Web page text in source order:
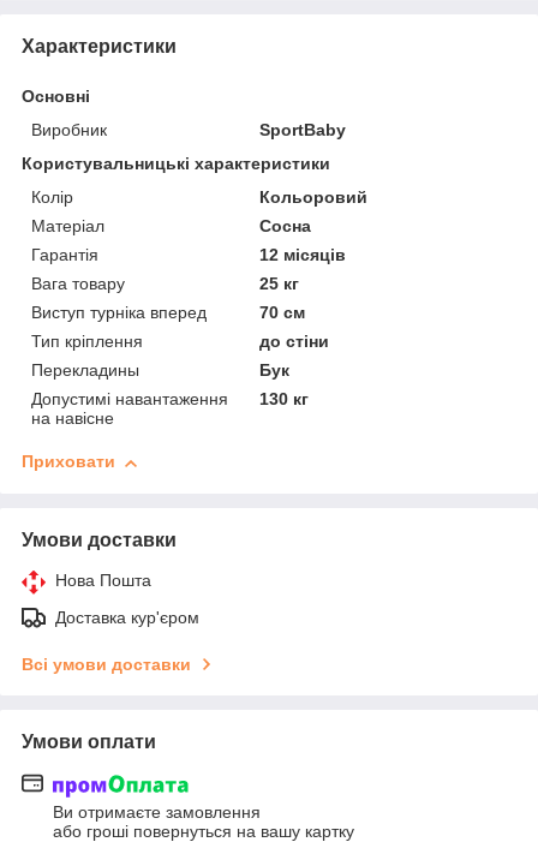
Характеристики
Основні
Виробник
SportBaby
Користувальницькі характеристики
Колір
Кольоровий
Матеріал
Сосна
Гарантія
12 місяців
Вага товару
25 кг
Виступ турніка вперед
70 см
Тип кріплення
до стіни
Перекладины
Бук
Допустимі навантаження
на навісне
130 кг
Приховати
Умови доставки
Нова Пошта
Доставка кур'єром
Всі умови доставки
Умови оплати
Ви отримаєте замовлення
або гроші повернуться на вашу картку